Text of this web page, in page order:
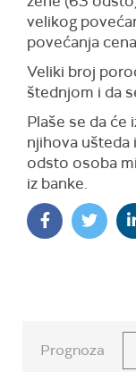
velikog
povećanja
Veliki broj
štednjom i da
Plaše se da će
njihova ušteda
odsto osoba
iz banke.
Prognoza